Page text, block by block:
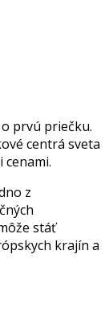
prvú priečku.
centrá sveta
cenami.
z
stáť
krajín a